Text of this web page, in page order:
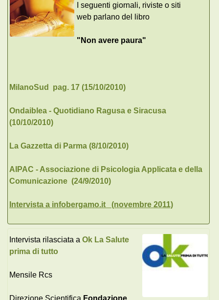
I seguenti giornali, riviste o siti
web parlano del libro
"Non avere paura"
MilanoSud pag. 17 (15/10/2010)
Ondaiblea - Quotidiano Ragusa e Siracusa
(10/10/2010)
La Gazzetta di Parma (8/10/2010)
AIPAC - Associazione di Psicologia Applicata e della
Comunicazione (24/9/2010)
Intervista a infobergamo.it (novembre 2011)
Intervista rilasciata a Ok La Salute
prima di tutto
Mensile Rcs
Direzione Scientifica Fondazione